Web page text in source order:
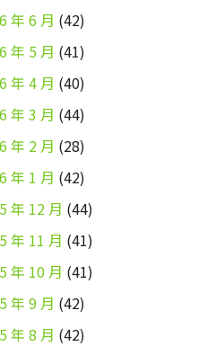
年 6 月 (42)
年 5 月 (41)
年 4 月 (40)
年 3 月 (44)
年 2 月 (28)
年 1 月 (42)
年 12 月 (44)
年 11 月 (41)
年 10 月 (41)
年 9 月 (42)
年 8 月 (42)